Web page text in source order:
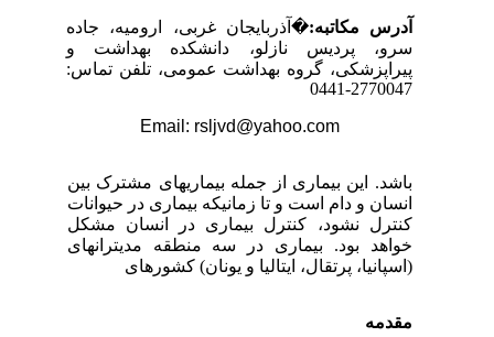
آدرس مکاتبه:�آذربایجان غربی، ارومیه، جاده
سرو، پردیس نازلو، دانشکده بهداشت و
پیراپزشکی، گروه بهداشت عمومی، تلفن تماس:
2770047-0441
Email: rsljvd@yahoo.com
باشد. این بیماری از جمله بیماری­های مشترک بین
انسان و دام است و تا زمانی­که بیماری در حیوانات
کنترل نشود، کنترل بیماری در انسان مشکل
خواهد بود. بیماری در سه منطقه مدیترانه­ای
(اسپانیا، پرتقال، ایتالیا و یونان) کشورهای
مقدمه